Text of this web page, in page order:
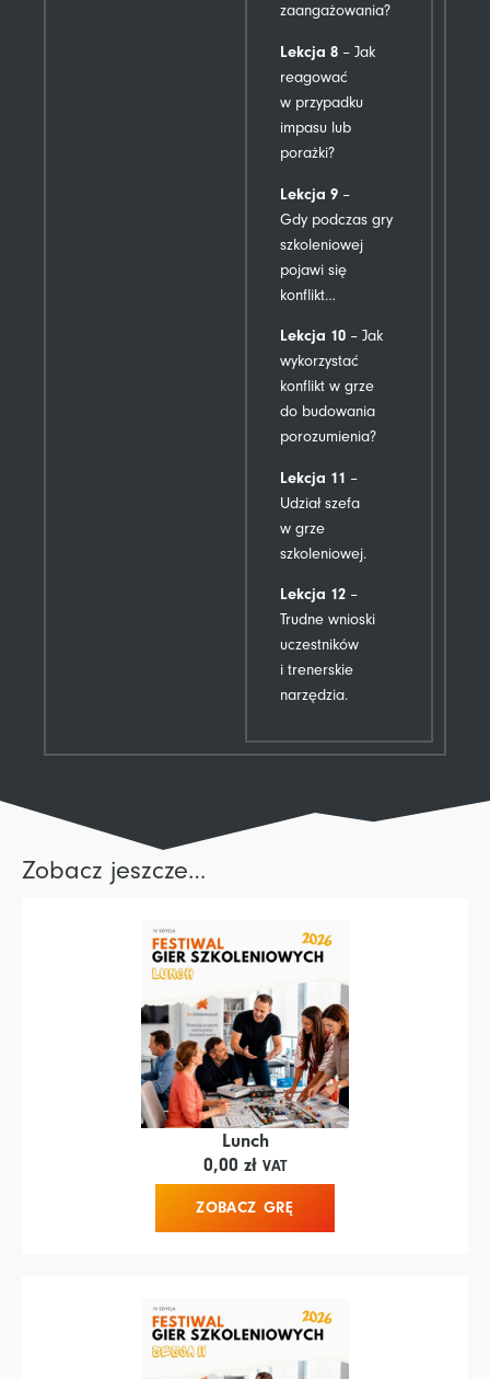
zaangażowania?
Lekcja 8 – Jak
reagować
w przypadku
impasu lub
porażki?
Lekcja 9 –
Gdy podczas gry
szkoleniowej
pojawi się
konflikt…
Lekcja 10 – Jak
wykorzystać
konflikt w grze
do budowania
porozumienia?
Lekcja 11 –
Udział szefa
w grze
szkoleniowej.
Lekcja 12 –
Trudne wnioski
uczestników
i trenerskie
narzędzia.
Zobacz jeszcze…
Lunch
0,00 zł VAT
ZOBACZ GRĘ